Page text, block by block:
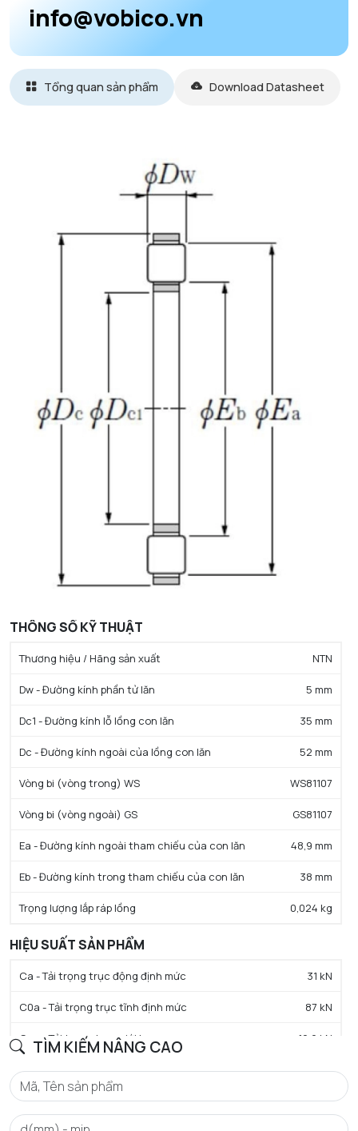
info@vobico.vn
TÌM KIẾM NÂNG CAO
Tổng quan sản phẩm Download Datasheet
THÔNG SỐ KỸ THUẬT
Thương hiệu / Hãng sản xuất NTN
Dw - Đường kính phần tử lăn 5 mm
Dc1 - Đường kính lỗ lồng con lăn 35 mm
Dc - Đường kính ngoài của lồng con lăn 52 mm
Vòng bi (vòng trong) WS WS81107
Vòng bi (vòng ngoài) GS GS81107
Ea - Đường kính ngoài tham chiếu của con lăn 48,9 mm
Eb - Đường kính trong tham chiếu của con lăn 38 mm
Trọng lượng lắp ráp lồng 0,024 kg
HIỆU SUẤT SẢN PHẨM
Ca - Tải trọng trục động định mức 31 kN
C0a - Tải trọng trục tĩnh định mức 87 kN
Cua - Tải trọng trục giới hạn 10,6 kN
N lim - Tốc độ giới hạn bôi trơn mỡ 1400 tr/min
N lim - Tốc độ giới hạn bôi trơn dầu 5500 tr/min